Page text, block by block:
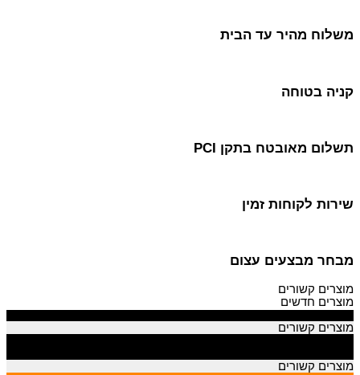
משלוח מהיר עד הבית
קניה בטוחה
תשלום מאובטח בתקן PCI
שירות לקוחות זמין
מבחר מבצעים עצום
מוצרים קשורים
מוצרים חדשים
מוצרים קשורים
מוצרים קשורים